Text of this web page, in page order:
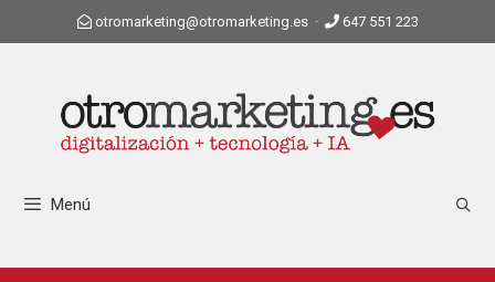
otromarketing@otromarketing.es· 647 551 223
Menú